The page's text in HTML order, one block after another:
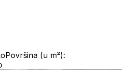
Površina (u m²):